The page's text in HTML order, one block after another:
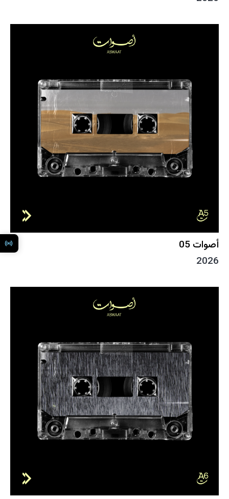
أصوات 05
2026